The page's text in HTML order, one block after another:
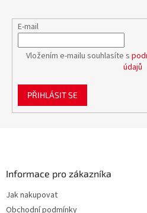
E-mail
Vložením e-mailu souhlasíte s
údajů
PŘIHLÁSIT SE
Informace pro zákazníka
Jak nakupovat
Obchodní podmínky